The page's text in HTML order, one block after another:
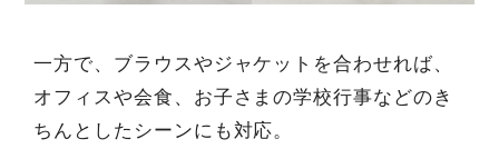
一方で、ブラウスやジャケットを合わせれば、
オフィスや会食、お子さまの学校行事などのき
ちんとしたシーンにも対応。